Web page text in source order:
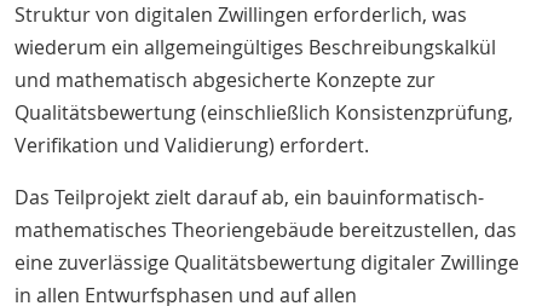
Struktur von digitalen Zwillingen erforderlich, was
wiederum ein allgemeingültiges Beschreibungskalkül
und mathematisch abgesicherte Konzepte zur
Qualitätsbewertung (einschließlich Konsistenzprüfung,
Verifikation und Validierung) erfordert.
Das Teilprojekt zielt darauf ab, ein bauinformatisch-
mathematisches Theoriengebäude bereitzustellen, das
eine zuverlässige Qualitätsbewertung digitaler Zwillinge
in allen Entwurfsphasen und auf allen